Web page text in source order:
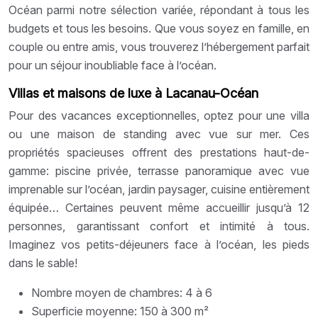
Océan parmi notre sélection variée, répondant à tous les
budgets et tous les besoins. Que vous soyez en famille, en
couple ou entre amis, vous trouverez l’hébergement parfait
pour un séjour inoubliable face à l’océan.
Villas et maisons de luxe à Lacanau-Océan
Pour des vacances exceptionnelles, optez pour une villa
ou une maison de standing avec vue sur mer. Ces
propriétés spacieuses offrent des prestations haut-de-
gamme: piscine privée, terrasse panoramique avec vue
imprenable sur l’océan, jardin paysager, cuisine entièrement
équipée… Certaines peuvent même accueillir jusqu’à 12
personnes, garantissant confort et intimité à tous.
Imaginez vos petits-déjeuners face à l’océan, les pieds
dans le sable!
Nombre moyen de chambres: 4 à 6
Superficie moyenne: 150 à 300 m²